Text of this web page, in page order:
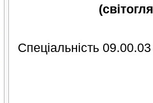
Спеціальність